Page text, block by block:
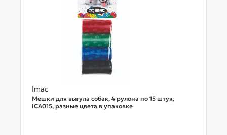
Imac
Мешки для выгула собак, 4 рулона по 15 штук,
ICA015, разные цвета в упаковке